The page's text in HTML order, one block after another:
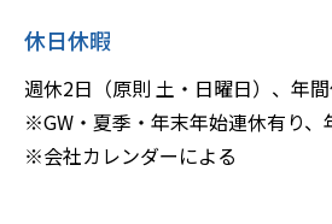
休日休暇
週休2日（原則 土・日曜日）、年
※GW・夏季・年末年始連休有り、
※会社カレンダーによる